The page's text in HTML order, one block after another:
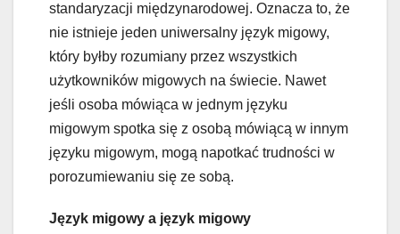
standaryzacji międzynarodowej. Oznacza to, że
nie istnieje jeden uniwersalny język migowy,
który byłby rozumiany przez wszystkich
użytkowników migowych na świecie. Nawet
jeśli osoba mówiąca w jednym języku
migowym spotka się z osobą mówiącą w innym
języku migowym, mogą napotkać trudności w
porozumiewaniu się ze sobą.
Język migowy a język migowy